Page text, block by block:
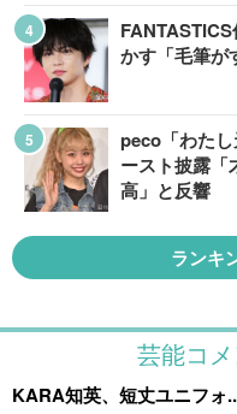
かす「毛筆が
peco「わた
ースト披露「
高」と反響
ランキ